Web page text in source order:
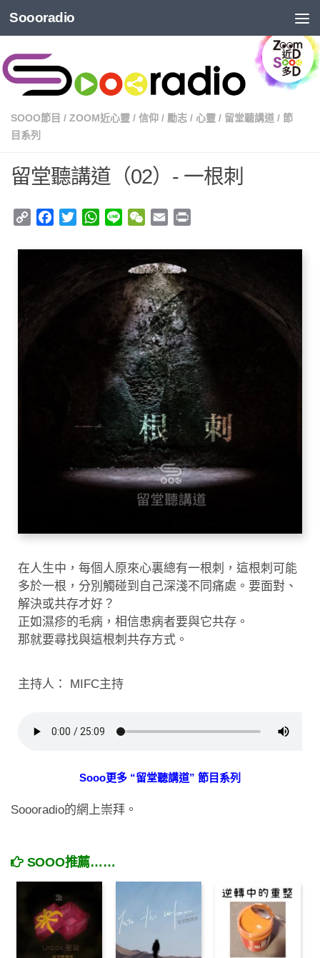
Soooradio
SOOO節目 / ZOOM近心靈 / 信仰 / 勵志 / 心靈 / 留堂聽講道 / 節
目系列
留堂聽講道（02）- 一根刺
Copy
Facebook
TwitterWhatsApp
Line WeChat
Email
在人生中，每個人原來心裏總有一根刺，這根刺可能
多於一根，分別觸碰到自己深淺不同痛處。要面對、
解決或共存才好？
正如濕疹的毛病，相信患病者要與它共存。
那就要尋找與這根刺共存方式。
主持人： MIFC主持
Sooo更多 “留堂聽講道” 節目系列
Soooradio的網上崇拜。
SOOO推薦……